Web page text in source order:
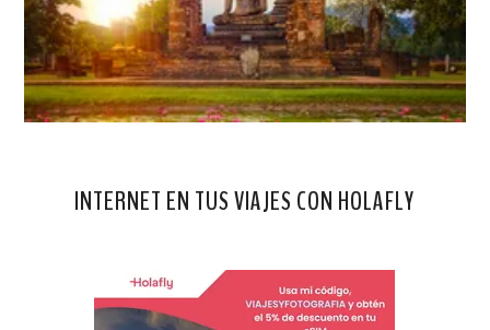
INTERNET EN TUS VIAJES CON HOLAFLY